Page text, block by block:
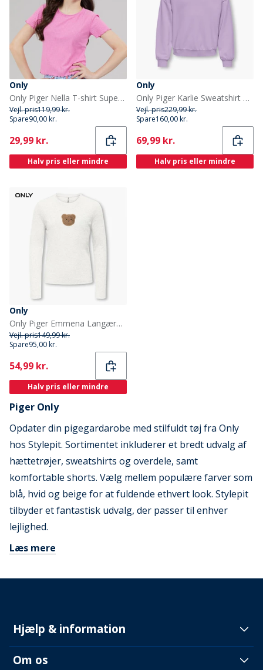
Only
Only Piger Nella T-shirt Super Pink
Vejl. pris119,99 kr.
Spare90,00 kr.
Current
29,99 kr.
Halv pris eller mindre
Only
Only Piger Karlie Sweatshirt Orchid Bloom
Vejl. pris229,99 kr.
Spare160,00 kr.
Current
69,99 kr.
Halv pris eller mindre
Only
Only Piger Emmena Langærmet Top Cloud Dancer
Vejl. pris149,99 kr.
Spare95,00 kr.
Current
54,99 kr.
Halv pris eller mindre
Piger Only
Opdater din pigegardarobe med stilfuldt tøj fra Only
hos Stylepit. Sortimentet inkluderer et bredt udvalg af
hættetrøjer, sweatshirts og overdele, samt
komfortable shorts. Vælg mellem populære farver som
blå, hvid og beige for at fuldende ethvert look. Stylepit
tilbyder et fantastisk udvalg, der passer til enhver
lejlighed.
Læs mere
Hjælp & information
Om os